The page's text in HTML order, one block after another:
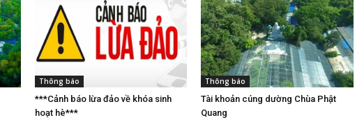
Thông báo
***Cảnh báo lừa đảo về khóa sinh
hoạt hè***
Thông báo
Tài khoản cúng dường Chùa Phật
Quang